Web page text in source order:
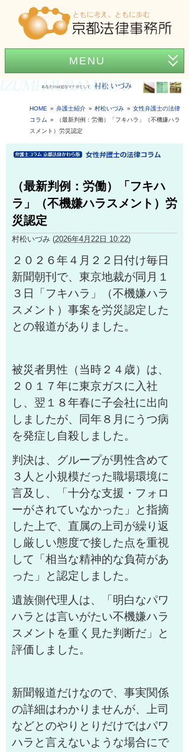
MENU
ホーム
事務所紹介
弁護士紹介
アクセス
弁護士費用
News
困ったときの法律知識
HOME 弁護士紹介 村松いづみ
女性弁護士の法律
コラム
（最新判例：労働）「フキハラ」（不機嫌ハラ
スメント）労災認定
（最新判例：労働）「フキハ
ラ」（不機嫌ハラスメント）労
災認定
村松いづみ (2026年4月22日 10:22)
２０２６年４月２２日付け毎日
新聞朝刊で、東京地裁が同月１
３日「フキハラ」（不機嫌ハラ
スメント）事案を労災認定した
との報道がありました。
被災者男性（当時２４歳）は、
２０１７年に東京ガスに入社
し、翌１８年春に子会社に出向
しましたが、同年８月にうつ病
を発症し自殺しました。
判決は、グループが男性含めて
３人と小規模だった職場環境に
言及し、「十分な支援・フォロ
ーがされていなかった」と指摘
した上で、直属の上司が繰り返
し厳しい態度で接した点を重視
して「相当な精神的な負荷があ
った」と認定しました。
遺族側代理人は、「明白なパワ
ハラとは言いがたい不機嫌ハラ
スメントを重く見た判断だ」と
評価しました。
新聞報道だけなので、事実関係
の詳細はわかりませんが、上司
などとのやりとりだけではパワ
ハラと言えないような場合にで